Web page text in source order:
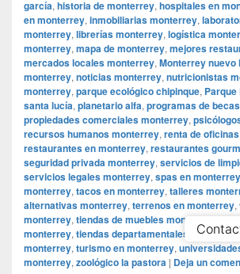
garcía, historia de monterrey, hospitales en
en monterrey, inmobiliarias monterrey,
monterrey, librerías monterrey, logística
monterrey, mapa de monterrey, mejores
mercados locales monterrey, Monterrey nuevo
monterrey, noticias monterrey, nutricionistas
monterrey, parque ecológico chipinque, Parque
santa lucía, planetario alfa, programas de
propiedades comerciales monterrey,
recursos humanos monterrey, renta de
restaurantes en monterrey, restaurantes
seguridad privada monterrey, servicios de
servicios legales monterrey, spas en monterrey
monterrey, tacos en monterrey, talleres
alternativas monterrey, terrenos en monterrey,
monterrey, tiendas de muebles monterrey
monterrey, tiendas departamentales monterrey
monterrey, turismo en monterrey,
monterrey, zoológico la pastora | Deja un